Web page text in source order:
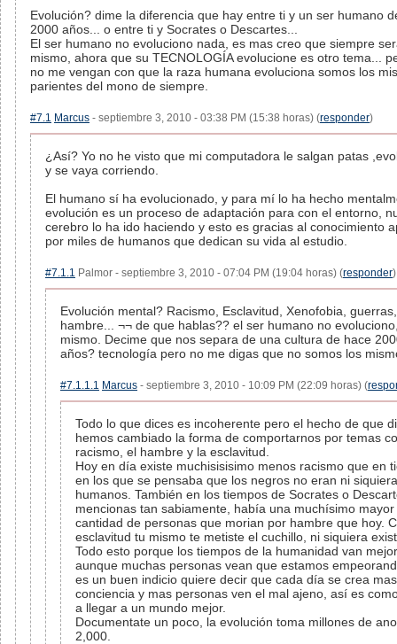
Evolución? dime la diferencia que hay entre ti y un ser humano
2000 años... o entre ti y Socrates o Descartes...
El ser humano no evoluciono nada, es mas creo que siempre
mismo, ahora que su TECNOLOGÍA evolucione es otro tema...
no me vengan con que la raza humana evoluciona somos los
parientes del mono de siempre.
#7.1 Marcus - septiembre 3, 2010 - 03:38 PM (15:38 horas) (responder)
¿Así? Yo no he visto que mi computadora le salgan patas
y se vaya corriendo.
El humano sí ha evolucionado, y para mí lo ha hecho
evolución es un proceso de adaptación para con el entorno,
cerebro lo ha ido haciendo y esto es gracias al conocimiento
por miles de humanos que dedican su vida al estudio.
#7.1.1 Palmor - septiembre 3, 2010 - 07:04 PM (19:04 horas) (responder)
Evolución mental? Racismo, Esclavitud, Xenofobia, guerras,
hambre... ¬¬ de que hablas?? el ser humano no
mismo. Decime que nos separa de una cultura de hace
años? tecnología pero no me digas que no somos los
#7.1.1.1 Marcus - septiembre 3, 2010 - 10:09 PM (22:09 horas) (
Todo lo que dices es incoherente pero el hecho de que
hemos cambiado la forma de comportarnos por temas
racismo, el hambre y la esclavitud.
Hoy en día existe muchisisisimo menos racismo que en
en los que se pensaba que los negros no eran ni
humanos. También en los tiempos de Socrates o
mencionas tan sabiamente, había una muchísimo mayor
cantidad de personas que morian por hambre que hoy.
esclavitud tu mismo te metiste el cuchillo, ni siquiera
Todo esto porque los tiempos de la humanidad van
aunque muchas personas vean que estamos
es un buen indicio quiere decir que cada día se crea mas
conciencia y mas personas ven el mal ajeno, así es
a llegar a un mundo mejor.
Documentate un poco, la evolución toma millones de
2,000.